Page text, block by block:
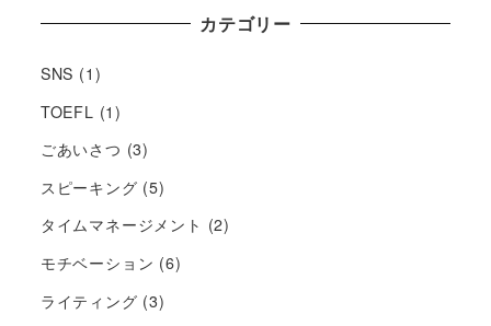
カテゴリー
SNS (1)
TOEFL (1)
ごあいさつ (3)
スピーキング (5)
タイムマネージメント (2)
モチベーション (6)
ライティング (3)